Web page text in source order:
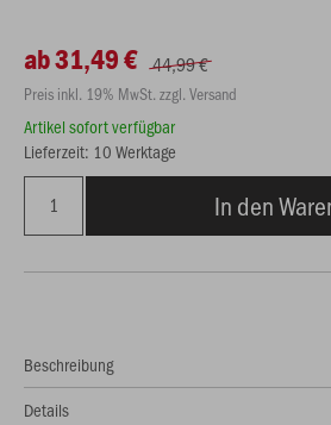
ab 31,49 € 44,99 €
Preis inkl. 19% MwSt. zzgl. Versand
Artikel sofort verfügbar
Lieferzeit: 10 Werktage
In den
Beschreibung
Details